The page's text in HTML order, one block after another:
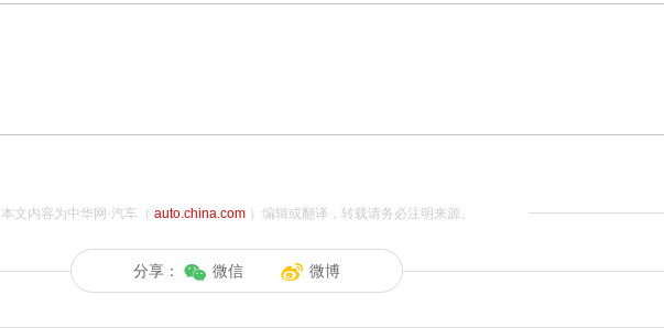
本文内容为中华网·汽车（ auto.china.com）编辑或翻译，转载请务必注明来源。
分享： 微信 微博